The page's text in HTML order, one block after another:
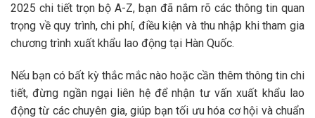
2025 chi tiết trọn bộ A-Z, bạn đã nắm rõ các thông tin quan
trọng về quy trình, chi phí, điều kiện và thu nhập khi tham gia
chương trình xuất khẩu lao động tại Hàn Quốc.
Nếu bạn có bất kỳ thắc mắc nào hoặc cần thêm thông tin chi
tiết, đừng ngần ngại liên hệ để nhận tư vấn xuất khẩu lao
động từ các chuyên gia, giúp bạn tối ưu hóa cơ hội và chuẩn